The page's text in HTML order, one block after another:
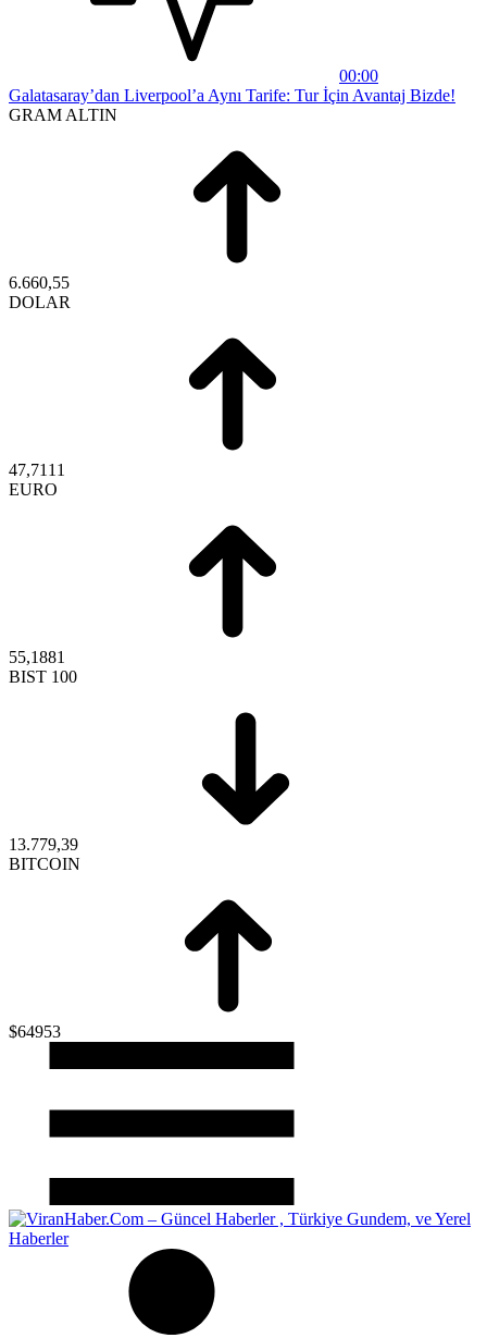
00:00
Galatasaray’dan Liverpool’a Aynı Tarife: Tur İçin Avantaj Bizde!
GRAM ALTIN
6.660,55
DOLAR
47,7111
EURO
55,1881
BIST 100
13.779,39
BITCOIN
$64953